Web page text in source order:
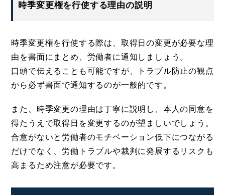
時季変更権を行使する理由の説明
時季変更権を行使する際は、取得日の変更が必要な理
由を書面にまとめ、労働者に通知しましょう。
口頭で伝えることも可能ですが、トラブル防止の観点
から必ず書面で通知するのが一般的です。
また、時季変更の理由は丁寧に説明し、本人の同意を
得たうえで取得日を変更するのが望ましいでしょう。
合意がないと労働者のモチベーション低下につながる
だけでなく、労働トラブルや裁判に発展するリスクも
高まるため注意が必要です。